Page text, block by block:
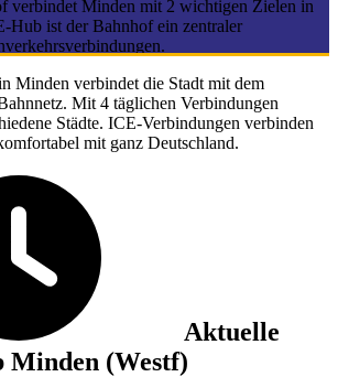
verbindet Minden mit 2 wichtigen Zielen in
Hub ist der Bahnhof ein zentraler
Minden verbindet die Stadt mit dem
Mit 4 täglichen Verbindungen
Städte. ICE-Verbindungen verbinden
mit ganz Deutschland.
Aktuelle
Minden (Westf)